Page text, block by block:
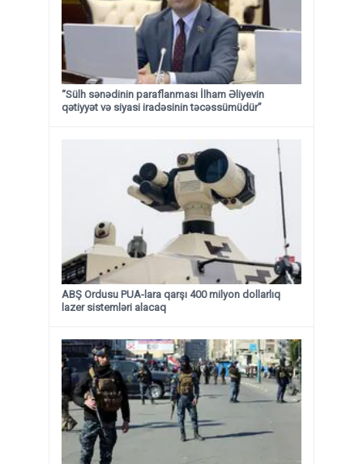
“Sülh sənədinin paraflanması İlham Əliyevin
qətiyyət və siyasi iradəsinin təcəssümüdür”
ABŞ Ordusu PUA-lara qarşı 400 milyon dollarlıq
lazer sistemləri alacaq